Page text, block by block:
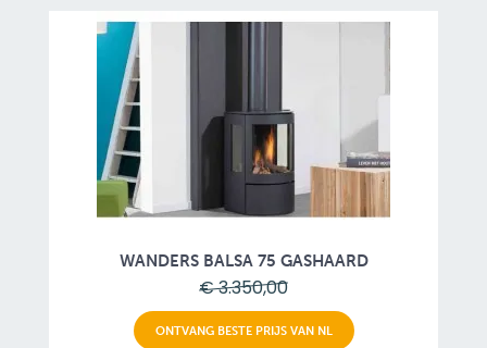
WANDERS BALSA 75 GASHAARD
€ 3.350,00
ONTVANG BESTE PRIJS VAN NL